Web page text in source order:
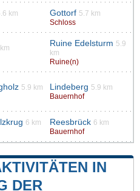
km
Gottorf 5.7 km
Schloss
Ruine Edelsturm 5.9
km
Ruine(n)
5.9 km
Lindeberg 5.9 km
Bauernhof
6 km
Reesbrück 6 km
Bauernhof
IN
DER